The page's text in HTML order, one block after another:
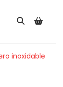
inoxidable